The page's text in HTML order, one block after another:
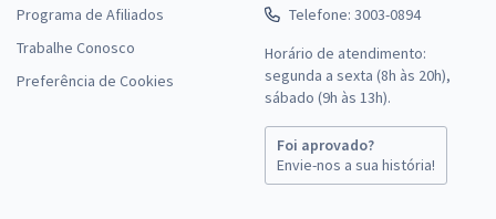
Programa de Afiliados
Trabalhe Conosco
Preferência de Cookies
Telefone: 3003-0894
Horário de atendimento:
segunda a sexta (8h às 20h),
sábado (9h às 13h).
Foi aprovado?
Envie-nos a sua história!